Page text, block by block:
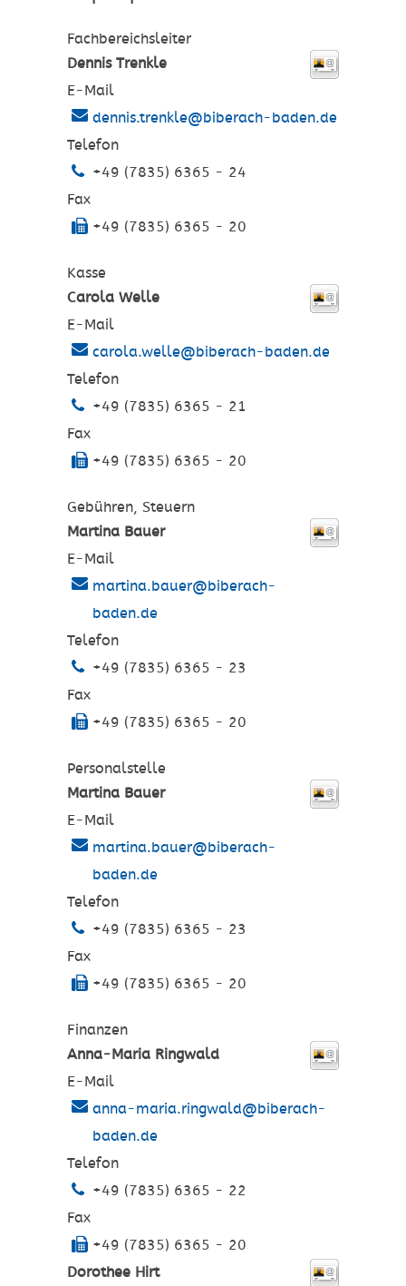
Fachbereichsleiter
Dennis Trenkle
E-Mail
dennis.trenkle@biberach-baden.de
Telefon
+49 (7835) 6365 - 24
Fax
+49 (7835) 6365 - 20
Kasse
Carola Welle
E-Mail
carola.welle@biberach-baden.de
Telefon
+49 (7835) 6365 - 21
Fax
+49 (7835) 6365 - 20
Gebühren, Steuern
Martina Bauer
E-Mail
martina.bauer@biberach-
baden.de
Telefon
+49 (7835) 6365 - 23
Fax
+49 (7835) 6365 - 20
Personalstelle
Martina Bauer
E-Mail
martina.bauer@biberach-
baden.de
Telefon
+49 (7835) 6365 - 23
Fax
+49 (7835) 6365 - 20
Finanzen
Anna-Maria Ringwald
E-Mail
anna-maria.ringwald@biberach-
baden.de
Telefon
+49 (7835) 6365 - 22
Fax
+49 (7835) 6365 - 20
Dorothee Hirt